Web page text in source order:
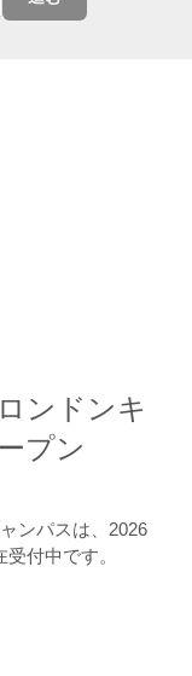
ンドンキ
プン
ンパスは、2026
付中です。